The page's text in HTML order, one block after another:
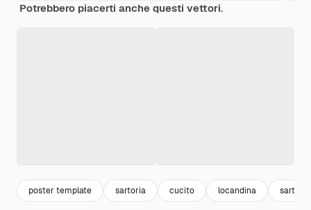
Potrebbero piacerti anche questi vettori.
poster template sartoria cucito locandina sarta